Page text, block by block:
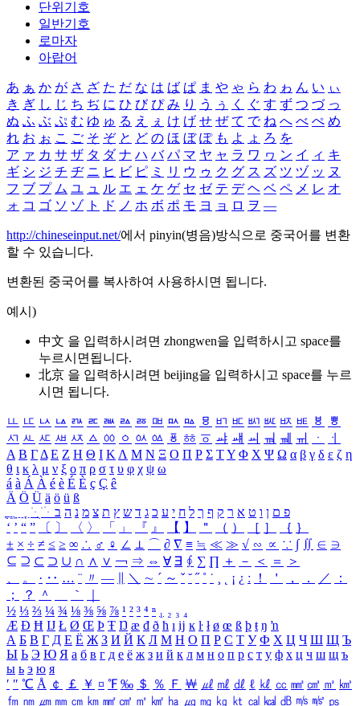
단위기호
일반기호
로마자
아랍어
あ ぁ か が さ ざ た だ な は ば ぱ ま や ゃ ら わ ゎ ん い ぃ
き ぎ し じ ち ぢ に ひ び ぴ み り う ぅ く ぐ す ず つ づ っ
ぬ ふ ぶ ぷ む ゆ ゅ る え ぇ け げ せ ぜ て で ね へ べ ぺ め
れ お ぉ こ ご そ ぞ と ど の ほ ぼ ぽ も よ ょ ろ を
ア ァ カ サ ザ タ ダ ナ ハ バ パ マ ヤ ャ ラ ワ ヮ ン イ ィ キ
ギ シ ジ チ ヂ ニ ヒ ビ ピ ミ リ ウ ゥ ク グ ス ズ ツ ヅ ッ ヌ
フ ブ プ ム ユ ュ ル エ ェ ケ ゲ セ ゼ テ デ ヘ ベ ペ メ レ オ
ォ コ ゴ ソ ゾ ト ド ノ ホ ボ ポ モ ヨ ョ ロ ヲ ―
http://chineseinput.net/에서 pinyin(병음)방식으로 중국어를 변환
할 수 있습니다.
변환된 중국어를 복사하여 사용하시면 됩니다.
예시)
中文 을 입력하시려면 zhongwen을 입력하시고 space를
누르시면됩니다.
北京 을 입력하시려면 beijing을 입력하시고 space를 누르
시면 됩니다.
ㅥ ㅦ ㅧ ㅨ ㅩ ㅪ ㅫ ㅬ ㅭ ㅮ ㅯ ㅰ ㅱ ㅲ ㅳ ㅴ ㅵ ㅶ ㅷ ㅸ
ㅹ
ㅺ ㅻ ㅼ ㅽ ㅾ ㅿ ㆀ ㆁ ㆂ ㆃ ㆄ ㆅ ㆆ ㆇ ㆈ ㆉ ㆊ ㆋ ㆌ ㆍ
ㆎ
Α Β ΓΔ Ε Ζ Η Θ Ι ΚΛ Μ Ν Ξ Ο Π Ρ Σ ΤΥ Φ Χ Ψ Ω α β γ δ ε ζ η
θ ι κ λ μ ν ξ ο π ρ σ τ υ φ χ ψ ω
á à Á À é è É È ç Ç ê
Ä Ö Ü ä ö ü ß
ִֶֹ ֻּ ׁׂ פ ם ן ו ט א ר ק ף ך ל ח י ע כ ג ד ש ץ ת צ מ נ ה ב
‘ ’ “ ” 〔 〕 〈 〉 「 」 『 』 【 】 ＂ （ ） ［ ］ ｛ ｝
± × ÷ ≠ ≤ ≥ ∞ ∴ ♂ ♀ ∠ ⊥ ⌒ ∂ ∇ ≡ ≒ ≪ ≫ √ ∽ ∝ ∵ ∫ ∬ ∈ ∋
⊆ ⊇ ⊂ ⊃ ∪ ∩ ∧ ∨ ￢ ⇒ ⇔ ∀ ∃ ∮ ∑ ∏ ＋ － ＜ ＝
＞
、
。 · ‥ … ¨ 〃 ― ＼ ∼ ´ ～ ˇ ˘ ˝ ˚ ˙ ¸ ¡ ¿ ː ！ ＇ ， ． ／
：
；
？ ＾ ｀
½ ⅓ ⅔ ¼ ¾ ⅛ ⅜ ⅝ ⅞ ¹ ² ³ ⁴ ⁿ ₁ ₂ ₃ ₄
Æ Ð Ħ Ĳ Ł Ø Œ Þ Ŧ Ŋ æ đ ð ħ ı ĳ ĸ ŀ ł ø œ ß þ ŧ ŋ ŉ
А Б В Г Д Е Ё Ж З И Й К Л М Н О П Р С Т У Ф Х Ц Ч Ш Щ Ъ
Ы Ь Э Ю Я а б в г д е ё ж з и й к л м н о п р с т у ф х ц ч ш щ ъ
ы ь э ю я
′ ″ ℃ Å ￠ ￡ ￥ ¤ ℉ ‰ ＄ ％ Ｆ ￦ ㎕ ㎖ ㎗ ℓ ㎘ ㏄ ㎣ ㎤ ㎥ ㎦
㎙ ㎚ ㎛ ㎜ ㎝ ㎞ ㎟ ㎠ ㎡ ㎢ ㏊ ㎍ ㎎ ㎏ ㏏ ㎈ ㎉ ㏈ ㎧ ㎨ ㎰